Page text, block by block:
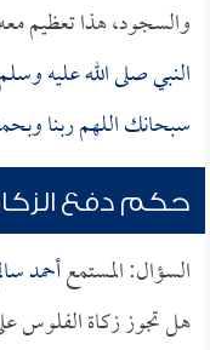
والسجود، هذا تعظيم
النبي صلى الله عليه
سبحانك اللهم ربنا
حكم دفع الزكاة
السؤال: المستمعأحمد
هل تجوز زكاة الفلوس